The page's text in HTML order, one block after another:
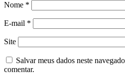
Nome *
E-mail *
Site
Salvar meus dados neste
comentar.